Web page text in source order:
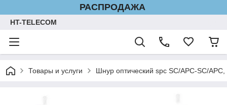
РАСПРОДАЖА
HT-TELECOM
Товары и услуги Шнур оптический spc SC/APC-SC/